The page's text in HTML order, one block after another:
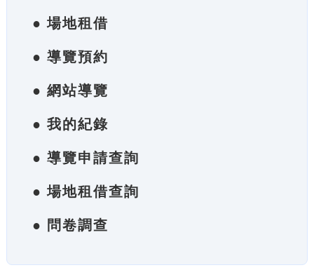
● 場地租借
● 導覽預約
● 網站導覽
● 我的紀錄
● 導覽申請查詢
● 場地租借查詢
● 問卷調查